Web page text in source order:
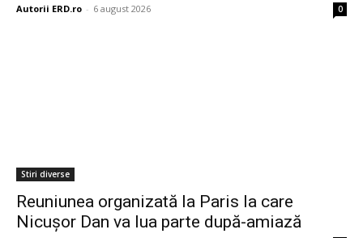
Autorii ERD.ro - 6 august 2026 0
Stiri diverse
Reuniunea organizată la Paris la care
Nicușor Dan va lua parte după-amiază